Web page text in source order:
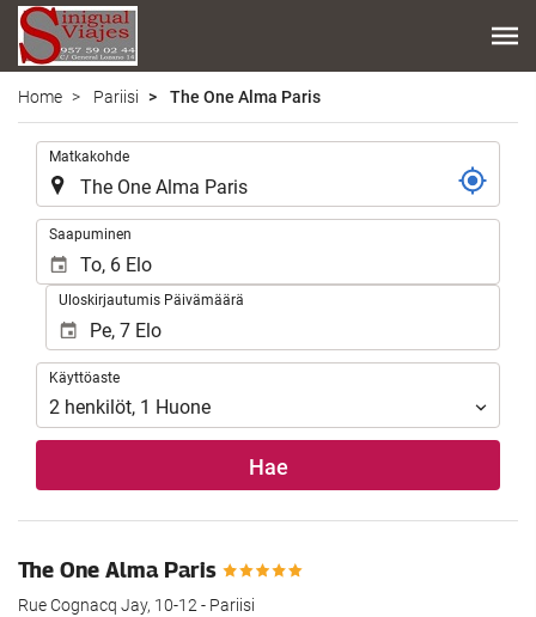
Home Pariisi The One Alma Paris
Matkakohde
Saapuminen
Uloskirjautumis Päivämäärä
Käyttöaste
Käyttöaste
2 henkilöt, 1 Huone
Hae
The One Alma Paris
Rue Cognacq Jay, 10-12 - Pariisi